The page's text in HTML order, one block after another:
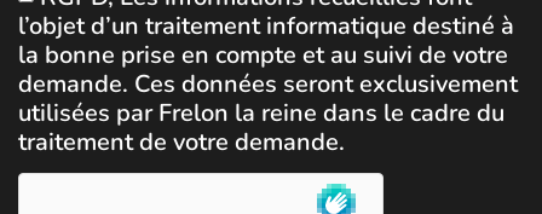
l’objet d’un traitement informatique destiné à
la bonne prise en compte et au suivi de votre
demande. Ces données seront exclusivement
utilisées par Frelon la reine dans le cadre du
traitement de votre demande.